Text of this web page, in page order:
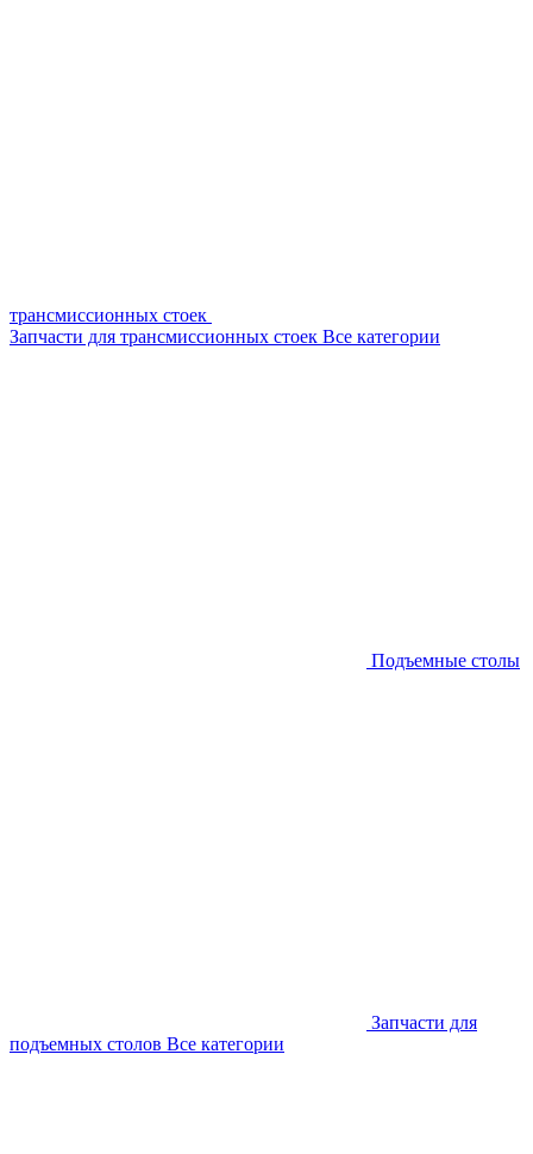
трансмиссионных стоек
Запчасти для трансмиссионных стоек Все категории
Подъемные столы
Запчасти для
подъемных столов Все категории